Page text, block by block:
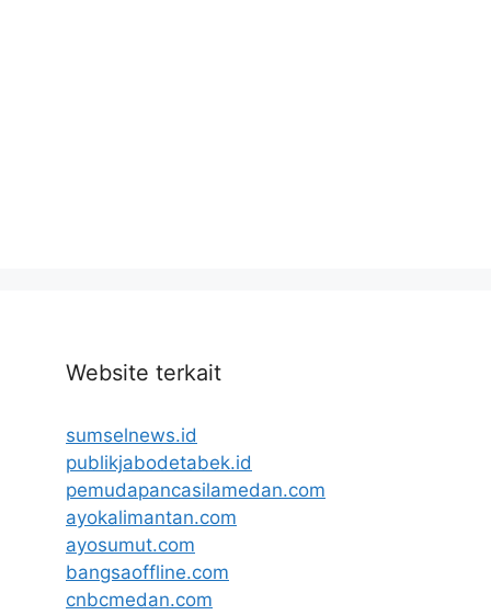
Website terkait
sumselnews.id
publikjabodetabek.id
pemudapancasilamedan.com
ayokalimantan.com
ayosumut.com
bangsaoffline.com
cnbcmedan.com